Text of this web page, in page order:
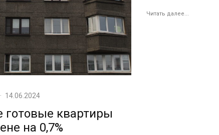
· 14.06.2024
готовые квартиры
на 0,7%
Читать далее...